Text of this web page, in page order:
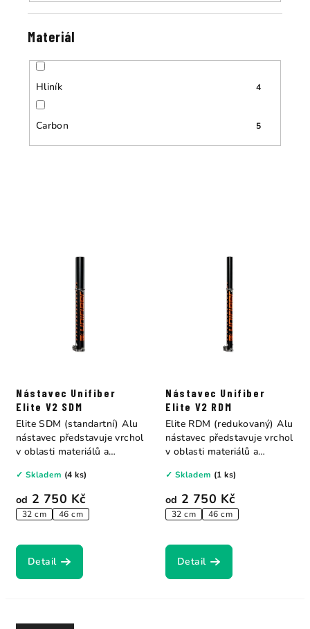
Materiál
Hliník 4
Carbon 5
Nástavec Unifiber
Elite V2 SDM
od 2 750 Kč
32 cm 46 cm
✓ Skladem (4 ks)
Detail
Elite SDM (standartní) Alu
nástavec představuje vrchol
v oblasti materiálů a
Nástavec Unifiber
Elite V2 RDM
od 2 750 Kč
32 cm 46 cm
✓ Skladem (1 ks)
Detail
Elite RDM (redukovaný) Alu
nástavec představuje vrchol
v oblasti materiálů a